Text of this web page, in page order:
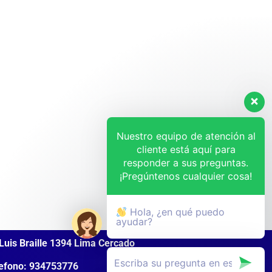
Braille 1394 Lima Cercado
934753776
Nuestro equipo de atención al
cliente está aquí para
responder a sus preguntas.
¡Pregúntenos cualquier cosa!
Hola, ¿en qué puedo
ayudar?